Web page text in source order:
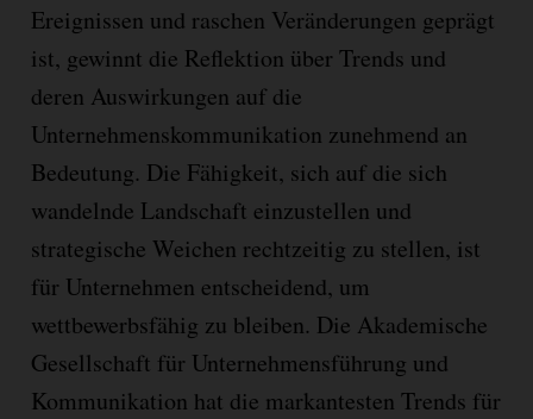
Ereignissen und raschen Veränderungen geprägt
ist, gewinnt die Reflektion über Trends und
deren Auswirkungen auf die
Unternehmenskommunikation zunehmend an
Bedeutung. Die Fähigkeit, sich auf die sich
wandelnde Landschaft einzustellen und
strategische Weichen rechtzeitig zu stellen, ist
für Unternehmen entscheidend, um
wettbewerbsfähig zu bleiben. Die Akademische
Gesellschaft für Unternehmensführung und
Kommunikation hat die markantesten Trends für